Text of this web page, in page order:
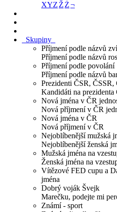
XYZ Ž Ż¬
Skupiny
Příjmení podle názvů
Příjmení podle názvů
Příjmení podle povolání
Příjmení podle názvů
Prezidenti ČSR, ČSSR,
Kandidáti na prezidenta
Nová jména v ČR
Nová příjmení v ČR
Nová jména v ČR
Nová příjmení v ČR
Nejoblíbenější mužská
Nejoblíbenější ženská
Mužská jména na
Ženská jména na
Vítězové FED cupu a
jména
Dobrý voják Švejk
Marečku, podejte mi
Známí - sport